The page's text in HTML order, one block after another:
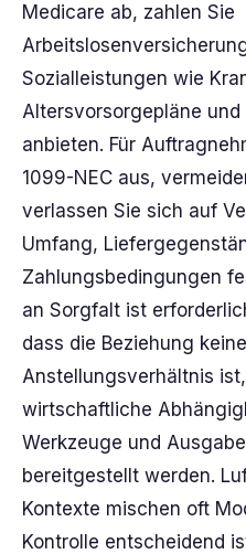
Medicare ab, zahlen Sie
Sozialleistungen wie
Altersvorsorgepläne
anbieten. Für
1099-NEC aus,
verlassen Sie sich auf
Umfang,
Zahlungsbedingungen
an Sorgfalt ist
dass die Beziehung
Anstellungsverhältnis
wirtschaftliche
Werkzeuge und
bereitgestellt werden.
Kontexte mischen oft
Kontrolle entscheidend